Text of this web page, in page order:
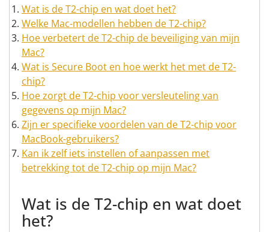
Wat is de T2-chip en wat doet het?
Welke Mac-modellen hebben de T2-chip?
Hoe verbetert de T2-chip de beveiliging van mijn
Mac?
Wat is Secure Boot en hoe werkt het met de T2-
chip?
Hoe zorgt de T2-chip voor versleuteling van
gegevens op mijn Mac?
Zijn er specifieke voordelen van de T2-chip voor
MacBook-gebruikers?
Kan ik zelf iets instellen of aanpassen met
betrekking tot de T2-chip op mijn Mac?
Wat is de T2-chip en wat doet
het?